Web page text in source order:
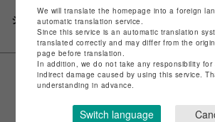
シェアする
We will translate the homepage into a foreign
automatic translation service.
Since this service is an automatic translation
translated correctly and may differ from the
page before translation.
In addition, we do not take any responsibility for
indirect damage caused by using this service.
understanding in advance.
Switch language